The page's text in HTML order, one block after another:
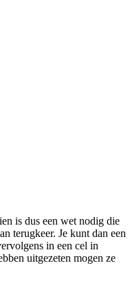
is dus een wet nodig die
terugkeer. Je kunt dan een
in een cel in
uitgezeten mogen ze